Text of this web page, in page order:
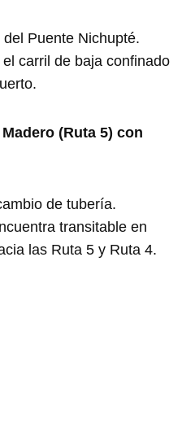
Puente Nichupté.
carril de baja confinado
(Ruta 5) con
de tubería.
transitable en
las Ruta 5 y Ruta 4.